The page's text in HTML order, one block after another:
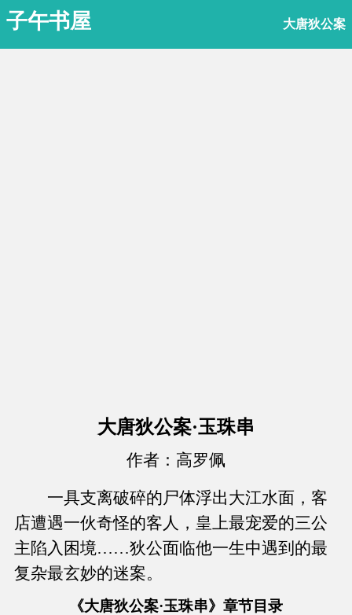
子午书屋 大唐狄公案
大唐狄公案·玉珠串
作者：高罗佩
一具支离破碎的尸体浮出大江水面，客
店遭遇一伙奇怪的客人，皇上最宠爱的三公
主陷入困境……狄公面临他一生中遇到的最
复杂最玄妙的迷案。
《大唐狄公案·玉珠串》章节目录